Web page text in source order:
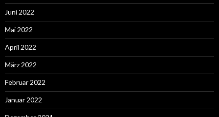
Juni 2022
Mai 2022
April 2022
März 2022
Februar 2022
Januar 2022